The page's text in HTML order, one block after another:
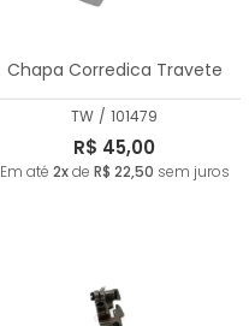
Chapa Corredica Travete
TW / 101479
R$ 45,00
Em até 2xde R$ 22,50 sem juros